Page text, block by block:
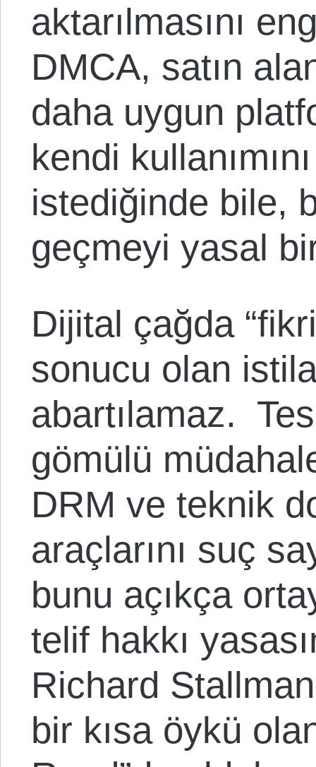
aktarılmasını
DMCA, satın
daha uygun
kendi
istediğinde bile,
geçmeyi yasal
Dijital çağda
sonucu olan
abartılamaz.
gömülü
DRM ve teknik
araçlarını suç
bunu açıkça
telif hakkı
Richard
bir kısa öykü